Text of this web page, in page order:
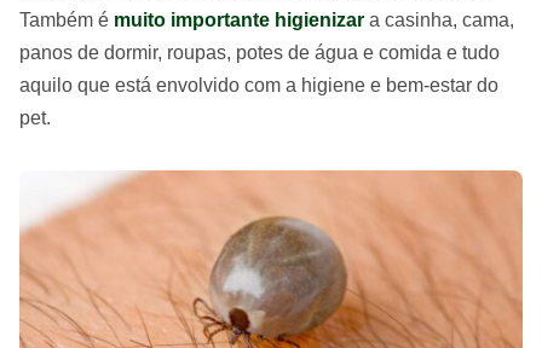
Também é muito importante higienizar a casinha, cama,
panos de dormir, roupas, potes de água e comida e tudo
aquilo que está envolvido com a higiene e bem-estar do
pet.